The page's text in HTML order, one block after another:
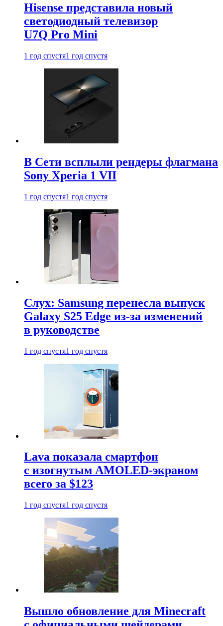
Hisense представила новый
светодиодный телевизор
U7Q Pro Mini
1 год спустя1 год спустя
В Сети всплыли рендеры флагмана
Sony Xperia 1 VII
1 год спустя1 год спустя
Слух: Samsung перенесла выпуск
Galaxy S25 Edge из-за изменений
в руководстве
1 год спустя1 год спустя
Lava показала смартфон
с изогнутым AMOLED-экраном
всего за $123
1 год спустя1 год спустя
Вышло обновление для Minecraft